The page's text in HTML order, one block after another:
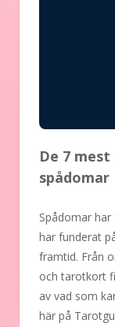
De 7
spådomar
Spådomar
har funderat
framtid. Från
och tarotkort
av vad som
här på